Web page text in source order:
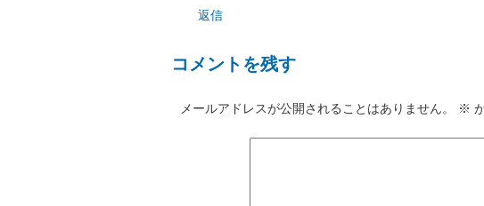
返信
コメントを残す
メールアドレスが公開されることはありません。 ※